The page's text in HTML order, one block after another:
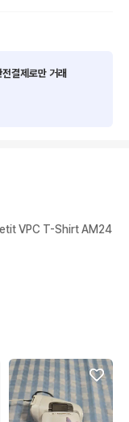
결제로만 거래
VPC T-Shirt AM24